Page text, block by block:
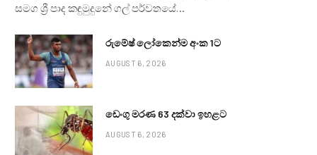
සමග ශ්‍රී පාද කඳුමුදුනේ ගල් පර්වතයේ…
රුමේෂ් ලෝකෙන්ම අංක 1ට
AUGUST 6, 2026
ඩෙංගු මරණ 63 දක්වා ඉහළට
AUGUST 6, 2026